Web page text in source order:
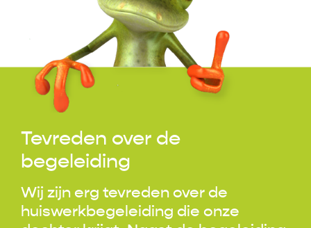
Tevreden over de
begeleiding
Wij zijn erg tevreden over de
huiswerkbegeleiding die onze